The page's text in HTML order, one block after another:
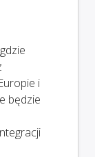
i
będzie